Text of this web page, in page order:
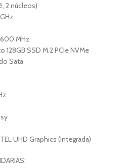
2 núcleos)
MHz
SSD M.2 PCIe NVMe
Sata
UHD Graphics (Integrada)